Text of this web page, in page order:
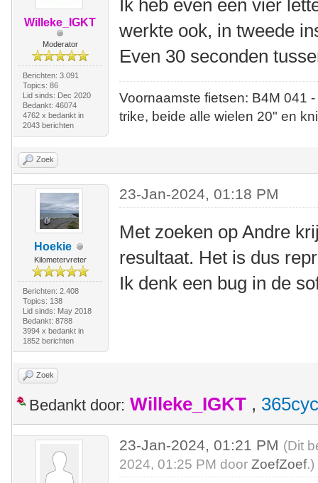
Willeke_IGKT
Moderator
Berichten: 3.091
Topics: 86
Lid sinds: Dec 2020
Bedankt: 46074
4762 x bedankt in
2043 berichten
Ik heb even een vier
werkte ook, in tweede
Even 30 seconden
Voornaamste fietsen: B4M
trike, beide alle wielen 20" en
Zoek
Hoekie
Kilometervreter
Berichten: 2.408
Topics: 138
Lid sinds: May 2018
Bedankt: 8788
3994 x bedankt in
1852 berichten
23-Jan-2024, 01:18 PM
Met zoeken op Andre
resultaat. Het is dus
Ik denk een bug in de
Zoek
Bedankt door: Willeke_IGKT ,
23-Jan-2024, 01:21 PM (Dit
2024, 01:25 PM doorZoefZoef.)